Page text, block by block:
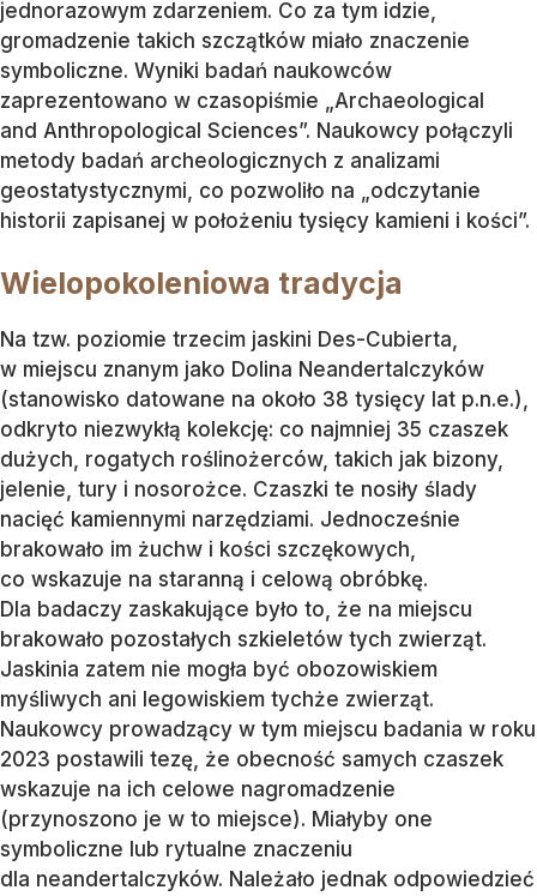
jednorazowym zdarzeniem. Co za tym idzie,
gromadzenie takich szczątków miało znaczenie
symboliczne. Wyniki badań naukowców
zaprezentowano w czasopiśmie „Archaeological
and Anthropological Sciences”. Naukowcy połączyli
metody badań archeologicznych z analizami
geostatystycznymi, co pozwoliło na „odczytanie
historii zapisanej w położeniu tysięcy kamieni i kości”.
Wielopokoleniowa tradycja
Na tzw. poziomie trzecim jaskini Des-Cubierta,
w miejscu znanym jako Dolina Neandertalczyków
(stanowisko datowane na około 38 tysięcy lat p.n.e.),
odkryto niezwykłą kolekcję: co najmniej 35 czaszek
dużych, rogatych roślinożerców, takich jak bizony,
jelenie, tury i nosorożce. Czaszki te nosiły ślady
nacięć kamiennymi narzędziami. Jednocześnie
brakowało im żuchw i kości szczękowych,
co wskazuje na staranną i celową obróbkę.
Dla badaczy zaskakujące było to, że na miejscu
brakowało pozostałych szkieletów tych zwierząt.
Jaskinia zatem nie mogła być obozowiskiem
myśliwych ani legowiskiem tychże zwierząt.
Naukowcy prowadzący w tym miejscu badania w roku
2023 postawili tezę, że obecność samych czaszek
wskazuje na ich celowe nagromadzenie
(przynoszono je w to miejsce). Miałyby one
symboliczne lub rytualne znaczeniu
dla neandertalczyków. Należało jednak odpowiedzieć